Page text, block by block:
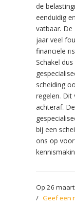
de
eenduidig
vatbaar.
jaar veel
financiële
Schakel
scheiding
regelen. Dit
achteraf.
bij een
ons op
Op 26
/ Geef een